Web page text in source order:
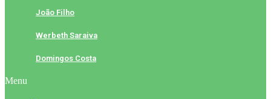
João Filho
Werbeth Saraiva
Domingos Costa
Menu